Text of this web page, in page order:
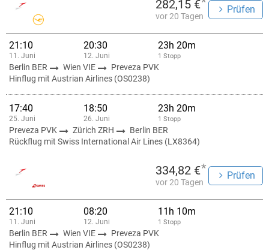
282,15 €
vor 20 Tagen
Prüfen
21:10
11. Juni
20:30
12. Juni
23h 20m
1 Stopp
Berlin BER Wien VIE
Preveza PVK
Hinflug mit Austrian Airlines (OS0238)
17:40
25. Juni
18:50
26. Juni
23h 20m
1 Stopp
Preveza PVK Zürich ZRH
Berlin BER
Rückflug mit Swiss International Air Lines (LX8364)
334,82 €*
vor 20 Tagen
Prüfen
21:10
11. Juni
08:20
12. Juni
11h 10m
1 Stopp
Berlin BER Wien VIE
Preveza PVK
Hinflug mit Austrian Airlines (OS0238)